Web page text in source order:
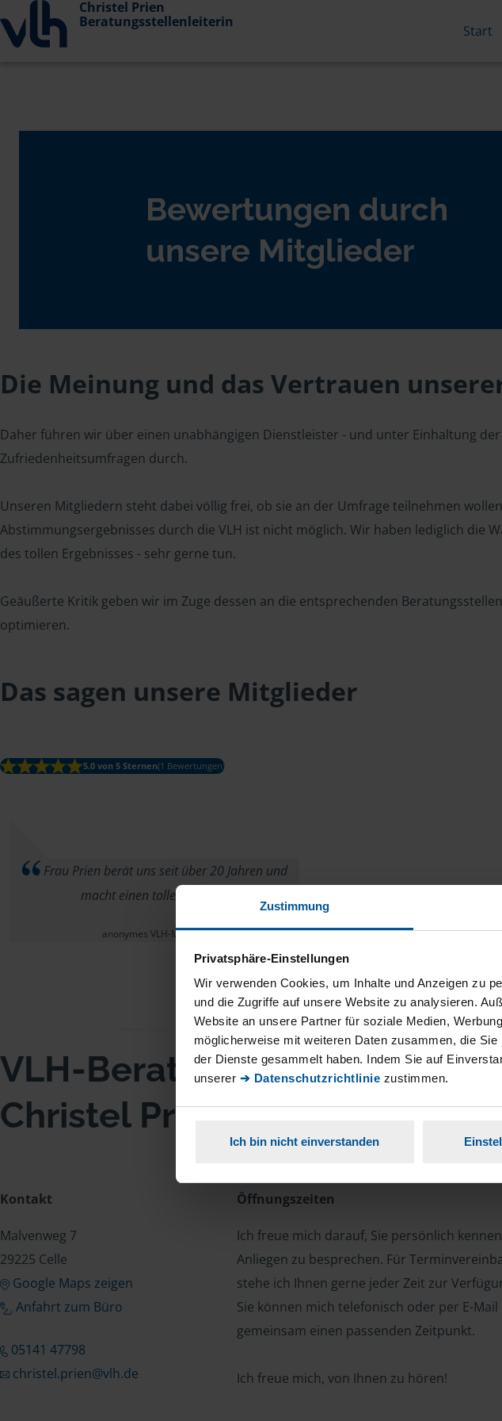
Zustimmung
Privatsphäre-Einstellungen
Wir verwenden Cookies, um Inhalte und Anzeigen zu
und die Zugriffe auf unsere Website zu analysieren.
Website an unsere Partner für soziale Medien,
möglicherweise mit weiteren Daten zusammen, die
der Dienste gesammelt haben. Indem Sie auf
unserer ➔ Datenschutzrichtlinie zustimmen.
Ich bin nicht einverstanden
Christel Prien
Beratungsstellenleiterin
Start
Bewertungen durch
unsere Mitglieder
Die Meinung und das Vertrauen
Daher führen wir über einen unabhängigen Dienstleister - und unter Einhaltung
Zufriedenheitsumfragen durch.
Unseren Mitgliedern steht dabei völlig frei, ob sie an der Umfrage teilnehmen
Abstimmungsergebnisses durch die VLH ist nicht möglich. Wir haben lediglich die
des tollen Ergebnisses - sehr gerne tun.
Geäußerte Kritik geben wir im Zuge dessen an die entsprechenden
optimieren.
Das sagen unsere Mitglieder
5.0 von 5 Sternen(1 Bewertungen)
Frau Prien berät uns seit über 20 Jahren und
macht einen tollen Job!
anonymes VLH-Mitglied
VLH-Beratungsstelle
Christel Prien
Kontakt
Malvenweg 7
29225 Celle
Google Maps zeigen
Anfahrt zum Büro
05141 47798
christel.prien@vlh.de
Öffnungszeiten
Ich freue mich darauf, Sie persönlich
Anliegen zu besprechen. Für
stehe ich Ihnen gerne jeder Zeit zur
Sie können mich telefonisch oder per E-
gemeinsam einen passenden Zeitpunkt.
Ich freue mich, von Ihnen zu hören!